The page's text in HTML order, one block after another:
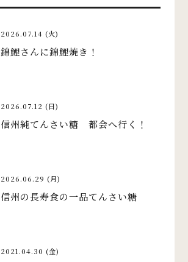
2026.07.14 (火)
錦鯉さんに錦鯉焼き！
2026.07.12 (日)
信州純てんさい糖 都会へ行く！
2026.06.29 (月)
信州の長寿食の一品てんさい糖
2021.04.30 (金)